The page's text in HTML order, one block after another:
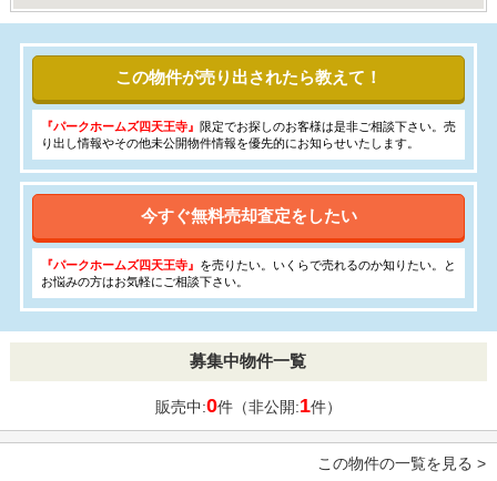
この物件が売り出されたら教えて！
『パークホームズ四天王寺』 限定でお探しのお客様は是非ご相談下さい。売
り出し情報やその他未公開物件情報を優先的にお知らせいたします。
今すぐ無料売却査定をしたい
『パークホームズ四天王寺』 を売りたい。いくらで売れるのか知りたい。と
お悩みの方はお気軽にご相談下さい。
募集中物件一覧
販売中:0件（非公開:1件）
この物件の一覧を見る >